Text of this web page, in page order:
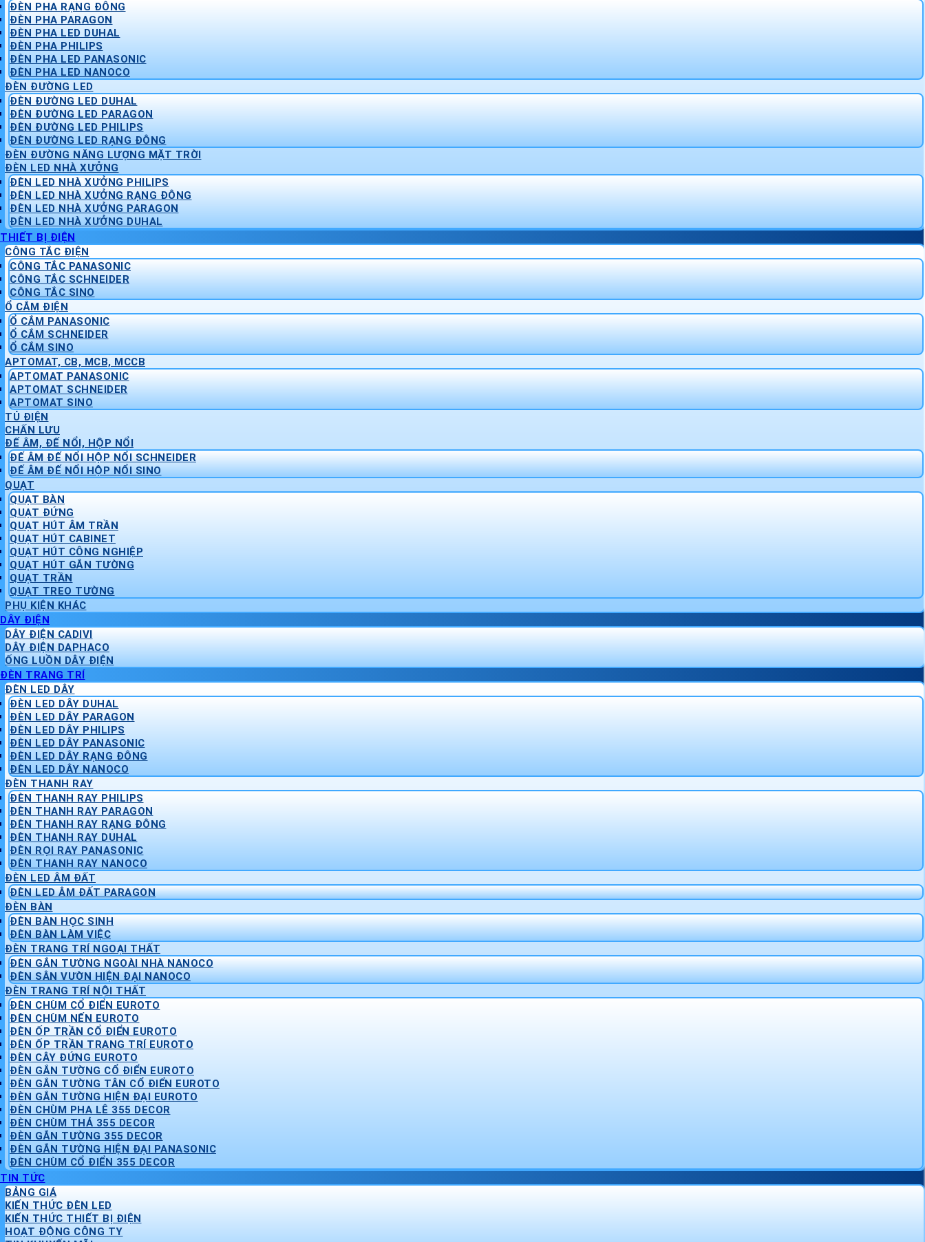
ĐÈN PHA RẠNG ĐÔNG
ĐÈN PHA PARAGON
ĐÈN PHA LED DUHAL
ĐÈN PHA PHILIPS
ĐÈN PHA LED PANASONIC
ĐÈN PHA LED NANOCO
ĐÈN ĐƯỜNG LED
ĐÈN ĐƯỜNG LED DUHAL
ĐÈN ĐƯỜNG LED PARAGON
ĐÈN ĐƯỜNG LED PHILIPS
ĐÈN ĐƯỜNG LED RẠNG ĐÔNG
ĐÈN ĐƯỜNG NĂNG LƯỢNG MẶT TRỜI
ĐÈN LED NHÀ XƯỞNG
ĐÈN LED NHÀ XƯỞNG PHILIPS
ĐÈN LED NHÀ XƯỞNG RẠNG ĐÔNG
ĐÈN LED NHÀ XƯỞNG PARAGON
ĐÈN LED NHÀ XƯỞNG DUHAL
THIẾT BỊ ĐIỆN
CÔNG TẮC ĐIỆN
CÔNG TẮC PANASONIC
CÔNG TẮC SCHNEIDER
CÔNG TẮC SINO
Ổ CẮM ĐIỆN
Ổ CẮM PANASONIC
Ổ CẮM SCHNEIDER
Ổ CẮM SINO
APTOMAT, CB, MCB, MCCB
APTOMAT PANASONIC
APTOMAT SCHNEIDER
APTOMAT SINO
TỦ ĐIỆN
CHẤN LƯU
ĐẾ ÂM, ĐẾ NỔI, HỘP NỔI
ĐẾ ÂM ĐẾ NỔI HỘP NỔI SCHNEIDER
ĐẾ ÂM ĐẾ NỔI HỘP NỔI SINO
QUẠT
QUẠT BÀN
QUẠT ĐỨNG
QUẠT HÚT ÂM TRẦN
QUẠT HÚT CABINET
QUẠT HÚT CÔNG NGHIỆP
QUẠT HÚT GẮN TƯỜNG
QUẠT TRẦN
QUẠT TREO TƯỜNG
PHỤ KIỆN KHÁC
DÂY ĐIỆN
DÂY ĐIỆN CADIVI
DÂY ĐIỆN DAPHACO
ỐNG LUỒN DÂY ĐIỆN
ĐÈN TRANG TRÍ
ĐÈN LED DÂY
ĐÈN LED DÂY DUHAL
ĐÈN LED DÂY PARAGON
ĐÈN LED DÂY PHILIPS
ĐÈN LED DÂY PANASONIC
ĐÈN LED DÂY RẠNG ĐÔNG
ĐÈN LED DÂY NANOCO
ĐÈN THANH RAY
ĐÈN THANH RAY PHILIPS
ĐÈN THANH RAY PARAGON
ĐÈN THANH RAY RẠNG ĐÔNG
ĐÈN THANH RAY DUHAL
ĐÈN RỌI RAY PANASONIC
ĐÈN THANH RAY NANOCO
ĐÈN LED ÂM ĐẤT
ĐÈN LED ÂM ĐẤT PARAGON
ĐÈN BÀN
ĐÈN BÀN HỌC SINH
ĐÈN BÀN LÀM VIỆC
ĐÈN TRANG TRÍ NGOẠI THẤT
ĐÈN GẮN TƯỜNG NGOÀI NHÀ NANOCO
ĐÈN SÂN VƯỜN HIỆN ĐẠI NANOCO
ĐÈN TRANG TRÍ NỘI THẤT
ĐÈN CHÙM CỔ ĐIỂN EUROTO
ĐÈN CHÙM NẾN EUROTO
ĐÈN ỐP TRẦN CỔ ĐIỂN EUROTO
ĐÈN ỐP TRẦN TRANG TRÍ EUROTO
ĐÈN CÂY ĐỨNG EUROTO
ĐÈN GẮN TƯỜNG CỔ ĐIỂN EUROTO
ĐÈN GẮN TƯỜNG TÂN CỔ ĐIỂN EUROTO
ĐÈN GẮN TƯỜNG HIỆN ĐẠI EUROTO
ĐÈN CHÙM PHA LÊ 355 DECOR
ĐÈN CHÙM THẢ 355 DECOR
ĐÈN GẮN TƯỜNG 355 DECOR
ĐÈN GẮN TƯỜNG HIỆN ĐẠI PANASONIC
ĐÈN CHÙM CỔ ĐIỂN 355 DECOR
TIN TỨC
BẢNG GIÁ
KIẾN THỨC ĐÈN LED
KIẾN THỨC THIẾT BỊ ĐIỆN
HOẠT ĐỘNG CÔNG TY